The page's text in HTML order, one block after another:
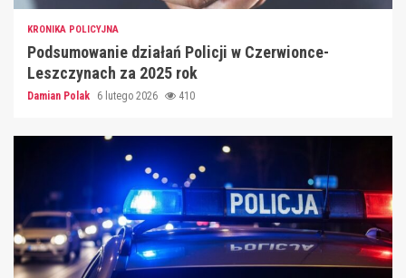
KRONIKA POLICYJNA
Podsumowanie działań Policji w Czerwionce-
Leszczynach za 2025 rok
Damian Polak 6 lutego 2026 410